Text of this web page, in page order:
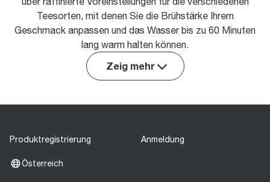
Teesorten, mit denen Sie die Brühstärke Ihrem
Geschmack anpassen und das Wasser bis zu 60 Minuten
lang warm halten können.
Zeig mehr
Produktregistrierung Anmeldung
Österreich